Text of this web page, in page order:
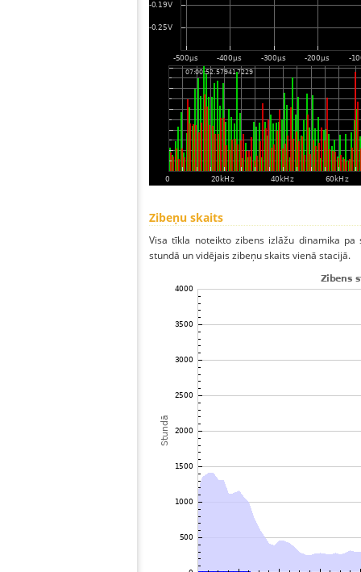
Zibeņu skaits
Visa tīkla noteikto zibens izlāžu dinamika
stundā un vidējais zibeņu skaits vienā stacijā.